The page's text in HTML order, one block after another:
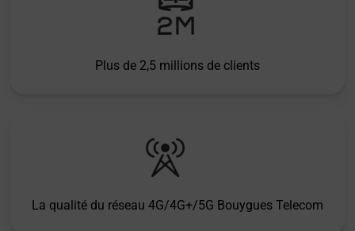
Plus de 2,5 millions de clients
La qualité du réseau 4G/4G+/5G Bouygues Telecom